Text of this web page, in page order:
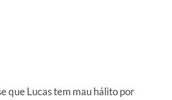
que Lucas tem mau hálito por